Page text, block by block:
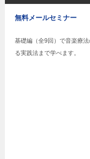
無料メールセミナー
基礎編（全9回）で音楽療
る実践法まで学べます。